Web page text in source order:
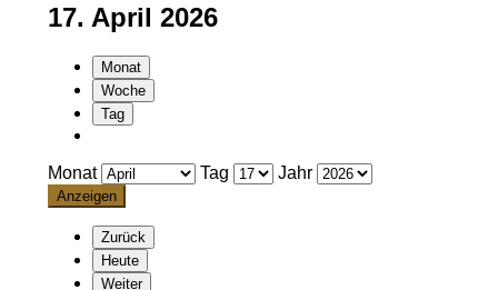
17. April 2026
Monat
Woche
Tag
Monat Tag Jahr
Zurück
Heute
Weiter